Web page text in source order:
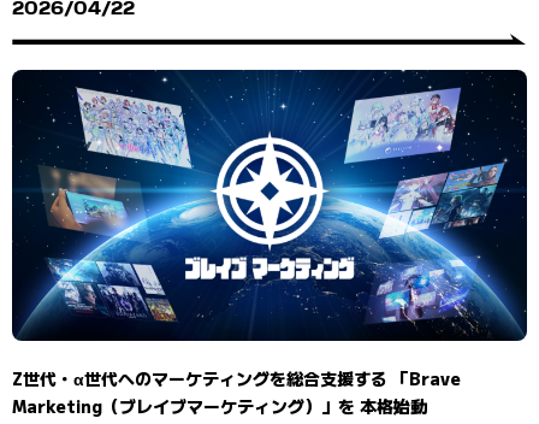
2026/04/22
Z世代・α世代へのマーケティングを総合支援する 「Brave
Marketing（ブレイブマーケティング）」を 本格始動